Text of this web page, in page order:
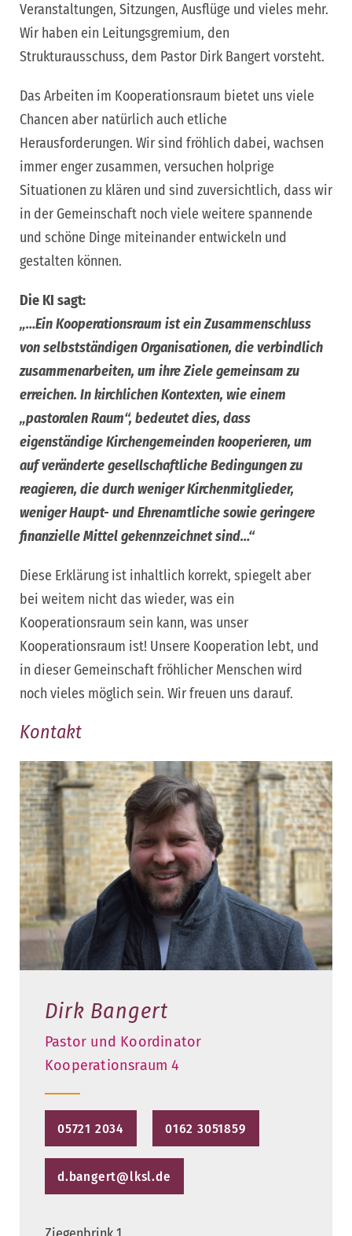
Veranstaltungen, Sitzungen, Ausflüge und vieles mehr.
Wir haben ein Leitungsgremium, den
Strukturausschuss, dem Pastor Dirk Bangert vorsteht.
Das Arbeiten im Kooperationsraum bietet uns viele
Chancen aber natürlich auch etliche
Herausforderungen. Wir sind fröhlich dabei, wachsen
immer enger zusammen, versuchen holprige
Situationen zu klären und sind zuversichtlich, dass wir
in der Gemeinschaft noch viele weitere spannende
und schöne Dinge miteinander entwickeln und
gestalten können.
Die KI sagt:
„…Ein Kooperationsraum ist ein Zusammenschluss
von selbstständigen Organisationen, die verbindlich
zusammenarbeiten, um ihre Ziele gemeinsam zu
erreichen. In kirchlichen Kontexten, wie einem
„pastoralen Raum“, bedeutet dies, dass
eigenständige Kirchengemeinden kooperieren, um
auf veränderte gesellschaftliche Bedingungen zu
reagieren, die durch weniger Kirchenmitglieder,
weniger Haupt- und Ehrenamtliche sowie geringere
finanzielle Mittel gekennzeichnet sind…“
Diese Erklärung ist inhaltlich korrekt, spiegelt aber
bei weitem nicht das wieder, was ein
Kooperationsraum sein kann, was unser
Kooperationsraum ist! Unsere Kooperation lebt, und
in dieser Gemeinschaft fröhlicher Menschen wird
noch vieles möglich sein. Wir freuen uns darauf.
Kontakt
Dirk Bangert
Pastor und Koordinator
Kooperationsraum 4
05721 2034 0162 3051859
d.bangert@lksl.de